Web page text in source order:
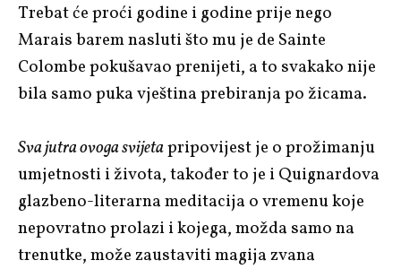
Trebat će proći godine i godine prije nego
Marais barem nasluti što mu je de Sainte
Colombe pokušavao prenijeti, a to svakako nije
bila samo puka vještina prebiranja po žicama.
Sva jutra ovoga svijetapripovijest je o prožimanju
umjetnosti i života, također to je i Quignardova
glazbeno-literarna meditacija o vremenu koje
nepovratno prolazi i kojega, možda samo na
trenutke, može zaustaviti magija zvana